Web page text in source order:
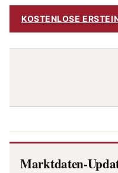
KOSTENLOSE
Marktdaten-